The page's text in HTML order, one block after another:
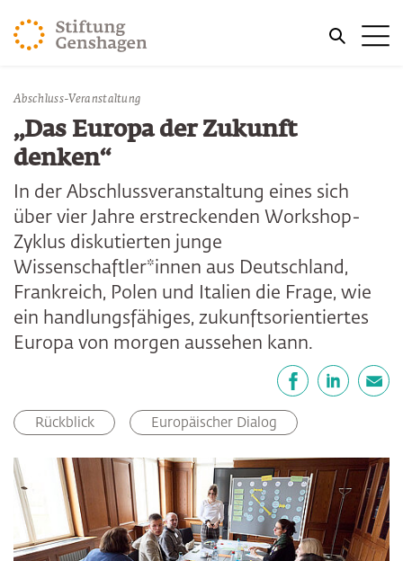
ZUM HAUPTINHALT SPRINGEN
ZUR SUCHE SPRINGEN
Abschluss-Veranstaltung
„Das Europa der Zukunft
denken“
In der Abschlussveranstaltung eines sich
über vier Jahre erstreckenden Workshop-
Zyklus diskutierten junge
Wissenschaftler*innen aus Deutschland,
Frankreich, Polen und Italien die Frage, wie
ein handlungsfähiges, zukunftsorientiertes
Europa von morgen aussehen kann.
Rückblick Europäischer Dialog